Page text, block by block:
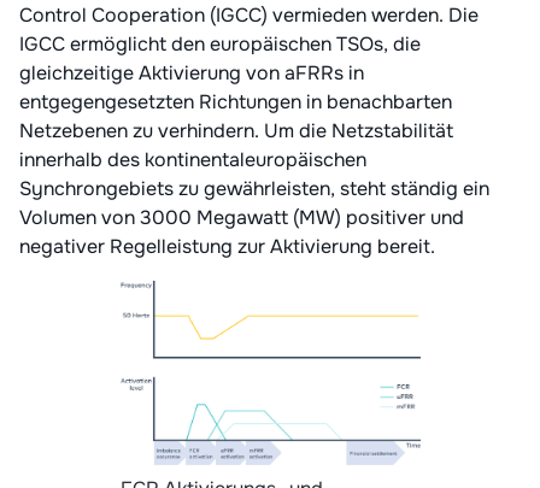
Control Cooperation (IGCC) vermieden werden. Die
IGCC ermöglicht den europäischen TSOs, die
gleichzeitige Aktivierung von aFRRs in
entgegengesetzten Richtungen in benachbarten
Netzebenen zu verhindern. Um die Netzstabilität
innerhalb des kontinentaleuropäischen
Synchrongebiets zu gewährleisten, steht ständig ein
Volumen von 3000 Megawatt (MW) positiver und
negativer Regelleistung zur Aktivierung bereit.